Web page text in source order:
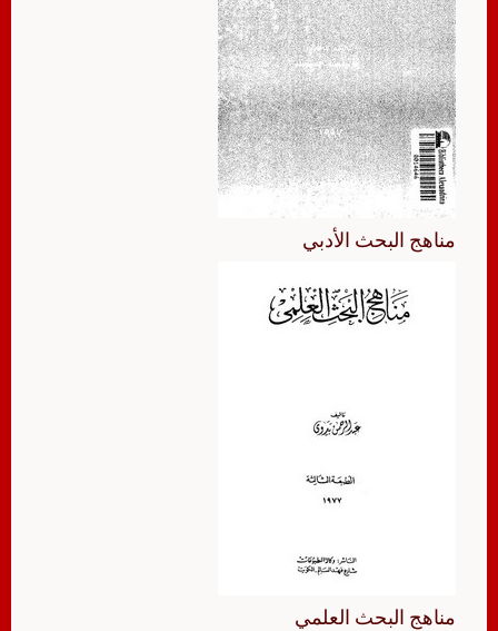
مناهج البحث الأدبي
مناهج البحث العلمي